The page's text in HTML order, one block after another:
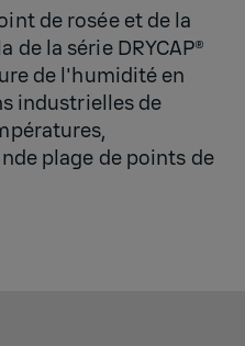
de rosée et de la
de la série DRYCAP®
de l'humidité en
industrielles de
plage de points de